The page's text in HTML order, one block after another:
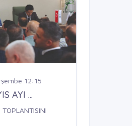
12:15
AYI ...
TOPLANTISINI